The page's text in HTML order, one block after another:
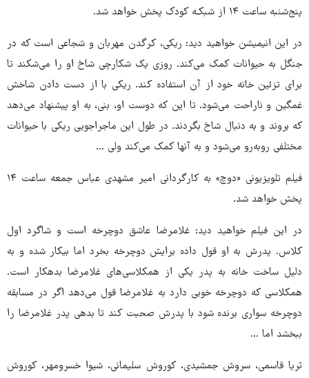
پنج‌شنبه ساعت ۱۴ از شبکـه کودک پخش خواهد شد.
در این انیمیشن خواهید دید: ریکی، کرگدن مهربان و شجاعی است که در
جنگل به حیوانات کمک می‌کند. روزی یک شکارچی شاخ او را می‌شکند تا
برای تزئین خانه‌ خود از آن استفاده کند. ریکی با از دست دادن شاخش
غمگین و ناراحت می‌شود. تا این که دوست او، بنی، به او پیشنهاد می‌دهد
که بروند و به دنبال شاخ بگردند. در طول این ماجراجویی ریکی با حیوانات
مختلفی روبه‌رو می‌شود و به آنها کمک می‌کند ولی ...
فیلم تلویزیونی «دوچ» به کارگردانی امیر مشهدی عباس جمعه ساعت ۱۴
پخش خواهد شد.
در این فیلم خواهید دید: غلامرضا عاشق دوچرخه است و شاگرد اول
کلاس. پدرش به او قول داده برایش دوچرخه بخرد اما بیکار شده و به
دلیل ساخت خانه به پدر یکی از همکلاسی‌های غلامرضا بدهکار است.
همکلاسی که دوچرخه خوبی دارد به غلامرضا قول می‌دهد اگر در مسابقه
دوچرخه سواری برنده شود با پدرش صحبت کند تا بدهی پدر غلامرضا را
ببخشد اما ...
ثریا قاسمی، سروش جمشیدی، کوروش سلیمانی، شیوا خسرومهر، کوروش